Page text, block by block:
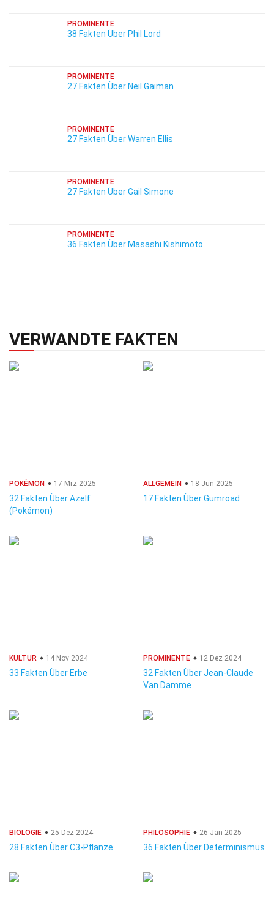
PROMINENTE
38 Fakten Über Phil Lord
PROMINENTE
27 Fakten Über Neil Gaiman
PROMINENTE
27 Fakten Über Warren Ellis
PROMINENTE
27 Fakten Über Gail Simone
PROMINENTE
36 Fakten Über Masashi Kishimoto
VERWANDTE FAKTEN
POKÉMON 17 Mrz 2025
32 Fakten Über Azelf
(Pokémon)
ALLGEMEIN 18 Jun 2025
17 Fakten Über Gumroad
KULTUR 14 Nov 2024
33 Fakten Über Erbe
PROMINENTE 12 Dez 2024
32 Fakten Über Jean-Claude
Van Damme
BIOLOGIE 25 Dez 2024
28 Fakten Über C3-Pflanze
PHILOSOPHIE 26 Jan 2025
36 Fakten Über Determinismus